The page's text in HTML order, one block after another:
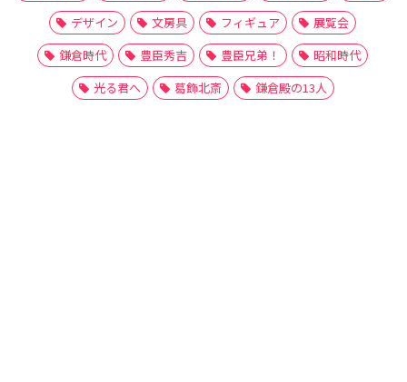
デザイン
文房具 フィギュア
展覧会
鎌倉時代
豊臣秀吉 豊臣兄弟！
昭和時代
光る君へ
葛飾北斎 鎌倉殿の13人